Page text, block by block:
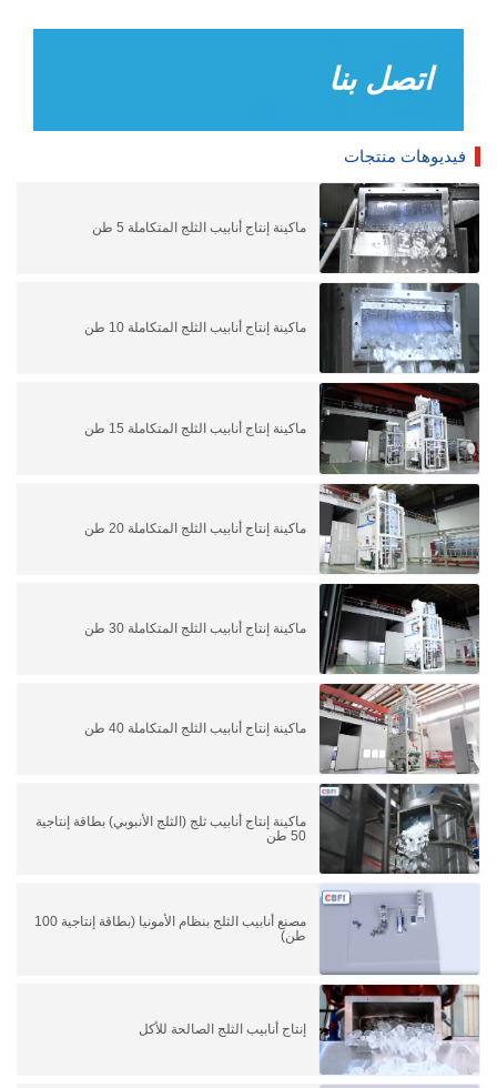
اتصل بنا
فيديوهات منتجات
ماكينة إنتاج أنابيب الثلج المتكاملة 5 طن
ماكينة إنتاج أنابيب الثلج المتكاملة 10 طن
ماكينة إنتاج أنابيب الثلج المتكاملة 15 طن
ماكينة إنتاج أنابيب الثلج المتكاملة 20 طن
ماكينة إنتاج أنابيب الثلج المتكاملة 30 طن
ماكينة إنتاج أنابيب الثلج المتكاملة 40 طن
ماكينة إنتاج أنابيب ثلج (الثلج الأنبوبي) بطاقة إنتاجية
50 طن
مصنع أنابيب الثلج بنظام الأمونيا (بطاقة إنتاجية 100
طن)
إنتاج أنابيب الثلج الصالحة للأكل